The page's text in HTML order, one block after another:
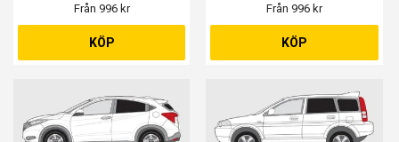
Från 996 kr
KÖP
Från 996 kr
KÖP